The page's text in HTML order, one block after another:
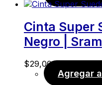
Cinta Super
Negro | Sram
$29,00
Agregar